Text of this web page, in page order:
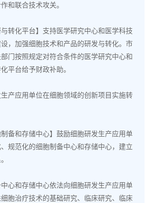
和联合技术攻关。
化平台】支持医学研究中心和医学科技
，加强细胞技术和产品的研发与转化。市
门按照规定对符合条件的医学研究中心和
平台给予财政补助。
应用单位在细胞领域的创新项目实施转
和存储中心】鼓励细胞研发生产应用单
规范化的细胞制备中心和存储中心，建立
和存储中心依法向细胞研发生产应用单
胞治疗技术的基础研究、临床研究、临床